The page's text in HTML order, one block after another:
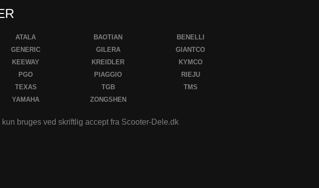
ATALA
GENERIC
KEEWAY
PGO
TEXAS
YAMAHA
BAOTIAN
GILERA
KREIDLER
PIAGGIO
TGB
ZONGSHEN
BENELLI
GIANTCO
KYMCO
RIEJU
TMS
bruges ved skriftlig accept fra Scooter-Dele.dk